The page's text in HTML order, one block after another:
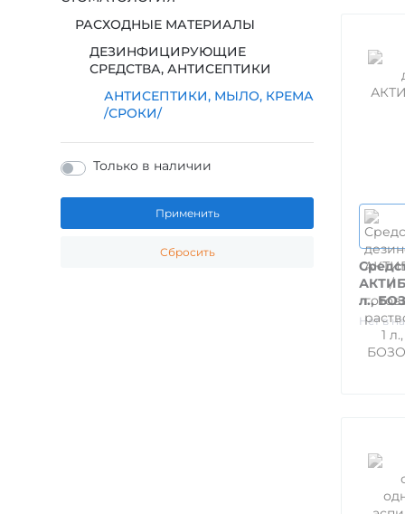
РАСХОДНЫЕ МАТЕРИАЛЫ
ДЕЗИНФИЦИРУЮЩИЕ
СРЕДСТВА, АНТИСЕПТИКИ
АНТИСЕПТИКИ, МЫЛО, КРЕМА
/СРОКИ/
Только в наличии
Применить
Сбросить
л.,
Нет в